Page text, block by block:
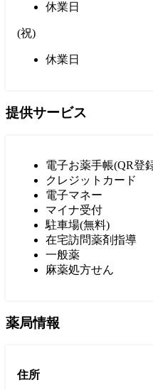
休業日
(祝)
休業日
提供サービス
電子お薬手帳(QR登
クレジットカード
電子マネー
マイナ受付
駐車場(無料)
在宅訪問薬剤指導
一般薬
麻薬処方せん
薬局情報
住所